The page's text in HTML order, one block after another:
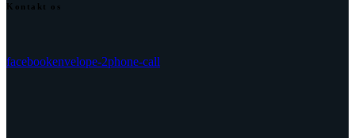
Kontakt os
facebookenvelope-2phone-call